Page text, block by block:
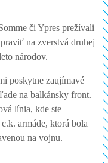
či Ypres prežívali
na zverstvá druhej
národov.
poskytne zaujímavé
na balkánsky front.
línia, kde ste
armáde, ktorá bola
na vojnu.